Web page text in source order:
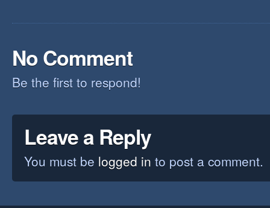
No Comment
Be the first to respond!
Leave a Reply
You must be logged in to post a comment.